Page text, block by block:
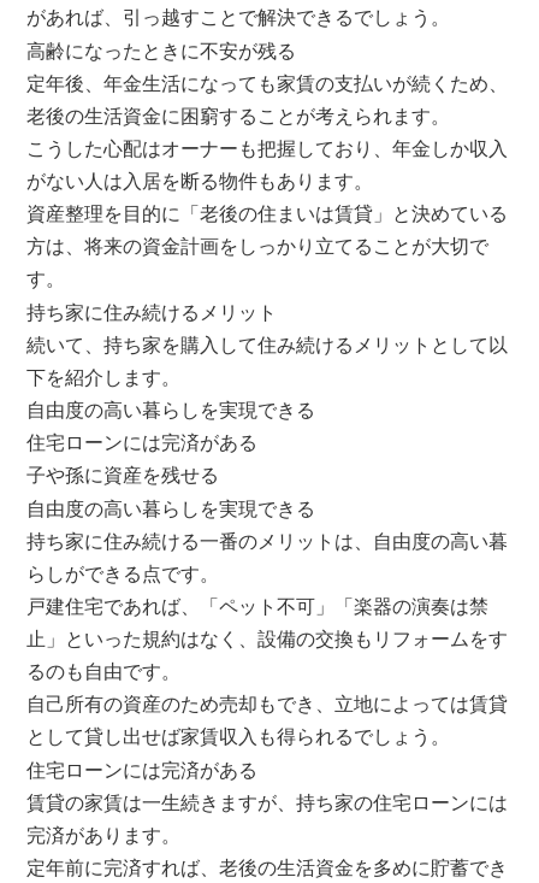
があれば、引っ越すことで解決できるでしょう。
高齢になったときに不安が残る
定年後、年金生活になっても家賃の支払いが続くため、
老後の生活資金に困窮することが考えられます。
こうした心配はオーナーも把握しており、年金しか収入
がない人は入居を断る物件もあります。
資産整理を目的に「老後の住まいは賃貸」と決めている
方は、将来の資金計画をしっかり立てることが大切で
す。
持ち家に住み続けるメリット
続いて、持ち家を購入して住み続けるメリットとして以
下を紹介します。
自由度の高い暮らしを実現できる
住宅ローンには完済がある
子や孫に資産を残せる
自由度の高い暮らしを実現できる
持ち家に住み続ける一番のメリットは、自由度の高い暮
らしができる点です。
戸建住宅であれば、「ペット不可」「楽器の演奏は禁
止」といった規約はなく、設備の交換もリフォームをす
るのも自由です。
自己所有の資産のため売却もでき、立地によっては賃貸
として貸し出せば家賃収入も得られるでしょう。
住宅ローンには完済がある
賃貸の家賃は一生続きますが、持ち家の住宅ローンには
完済があります。
定年前に完済すれば、老後の生活資金を多めに貯蓄でき